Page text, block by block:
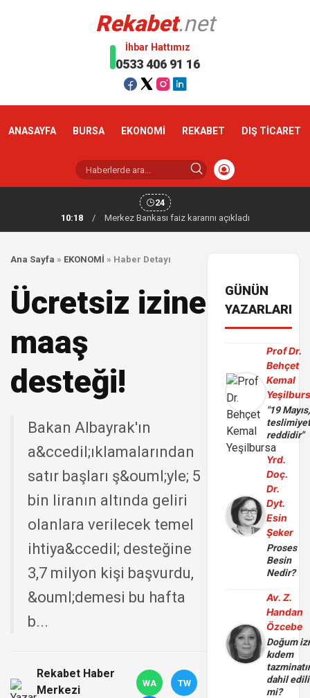
Rekabet.net
İhbar Hattımız
0533 406 91 16
ANASAYFA BURSA EKONOMİ REKABET DIŞ TİCARET
24
10:18
/ Merkez Bankası faiz kararını açıkladı
Ana Sayfa » EKONOMİ » Haber Detayı
Ücretsiz izine
maaş
desteği!
Bakan Albayrak'ın
a&ccedil;ıklamalarından
satır başları ş&ouml;yle; 5
bin liranın altında geliri
olanlara verilecek temel
ihtiya&ccedil; desteğine
3,7 milyon kişi başvurdu,
&ouml;demesi bu hafta
b...
Rekabet Haber
Merkezi
WA TW
GÜNÜN
YAZARLARI
Prof Dr.
Behçet
Kemal
"19 Mayıs,
reddidir"
Yrd.
Doç.
Dr.
Dyt.
Esin
Şeker
Proses
Besin
Nedir?
Av. Z.
Handan
Özcebe
Doğum
kıdem
dahil
mi?